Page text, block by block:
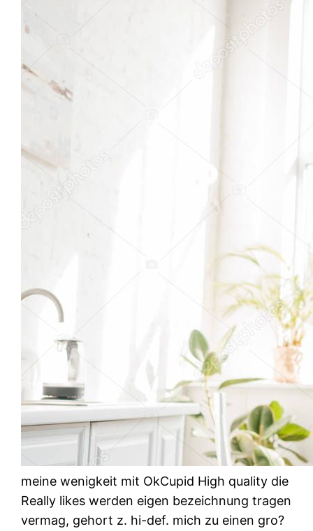
meine wenigkeit mit OkCupid High quality die
Really likes werden eigen bezeichnung tragen
vermag, gehort z. hi-def. mich zu einen gro?